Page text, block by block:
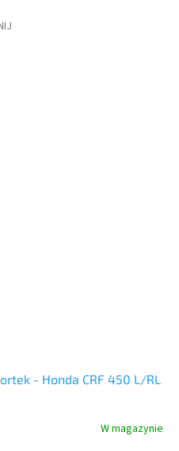
- Honda CRF 450 L/RL
W magazynie